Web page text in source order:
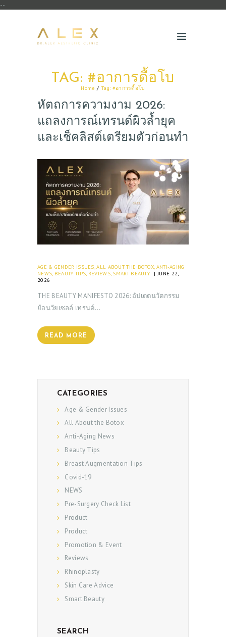
--
TAG: #อาการดื้อโบ
Home Tag: #อาการดื้อโบ
หัตถการความงาม 2026:
แถลงการณ์เทรนด์ผิวล้ำยุค
และเช็คลิสต์เตรียมตัวก่อนทำ
AGE & GENDER ISSUES ,ALL ABOUT THE BOTOX ANTI-AGING
NEWS BEAUTY TIPS REVIEWS, SMART BEAUTY
JUNE 22,
2026
THE BEAUTY MANIFESTO 2026: อัปเดตนวัตกรรม
ย้อนวัยเซลล์ เทรนด์…
READ MORE
CATEGORIES
Age & Gender Issues
All About the Botox
Anti-Aging News
Beauty Tips
Breast Augmentation Tips
Covid-19
NEWS
Pre-Surgery Check List
Product
Product
Promotion & Event
Reviews
Rhinoplasty
Skin Care Advice
Smart Beauty
SEARCH